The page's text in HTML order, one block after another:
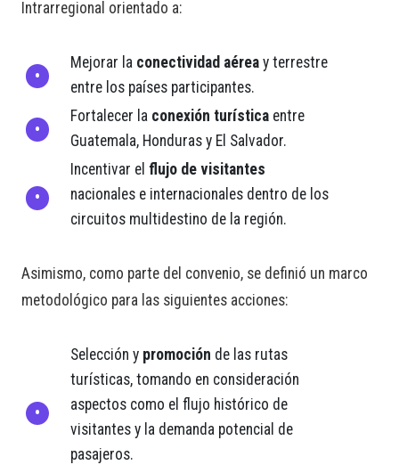
Intrarregional orientado a:
Mejorar la conectividad aérea y terrestre
entre los países participantes.
Fortalecer la conexión turística entre
Guatemala, Honduras y El Salvador.
Incentivar el flujo de visitantes
nacionales e internacionales dentro de los
circuitos multidestino de la región.
Asimismo, como parte del convenio, se definió un marco
metodológico para las siguientes acciones:
Selección y promoción de las rutas
turísticas, tomando en consideración
aspectos como el flujo histórico de
visitantes y la demanda potencial de
pasajeros.